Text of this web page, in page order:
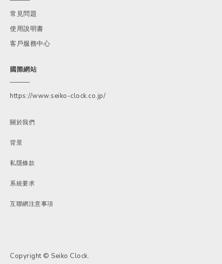
常見問題
使用說明書
客戶服務中心
國際網站
https://www.seiko-clock.co.jp/
關於我們
背景
私隱條款
系統要求
互聯網注意事項
Copyright © Seiko Clock.